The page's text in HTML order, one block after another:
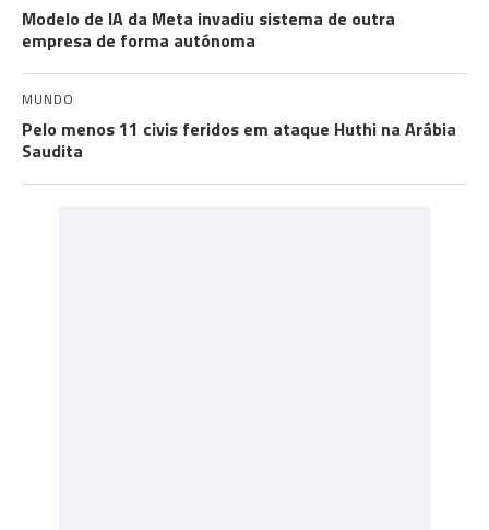
Modelo de IA da Meta invadiu sistema de outra
empresa de forma autónoma
MUNDO
Pelo menos 11 civis feridos em ataque Huthi na Arábia
Saudita